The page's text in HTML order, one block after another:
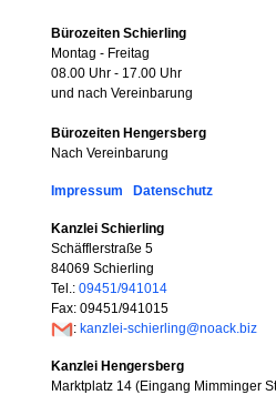
Bürozeiten Schierling
Montag - Freitag
08.00 Uhr - 17.00 Uhr
und nach Vereinbarung
Bürozeiten Hengersberg
Nach Vereinbarung
Impressum Datenschutz
Kanzlei Schierling
Schäfflerstraße 5
84069 Schierling
Tel.:09451/941014
Fax: 09451/941015
: kanzlei-schierling@noack.biz
Kanzlei Hengersberg
Marktplatz 14 (Eingang Mimminger